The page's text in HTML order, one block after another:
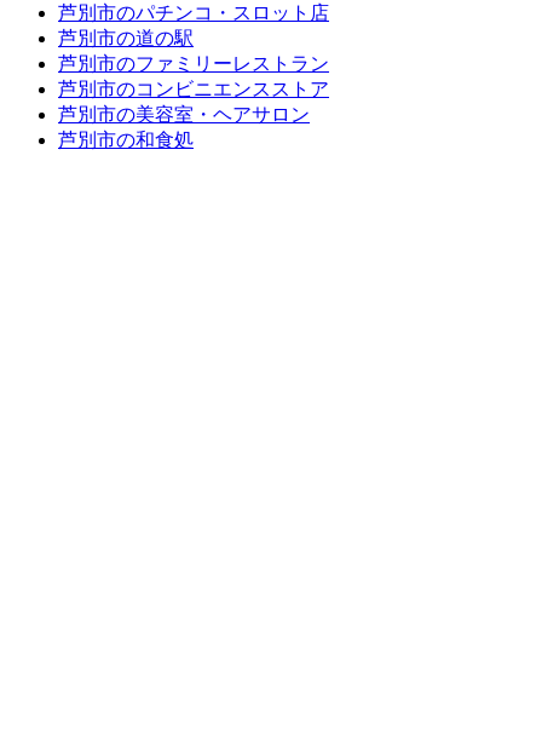
芦別市のパチンコ・スロット店
芦別市の道の駅
芦別市のファミリーレストラン
芦別市のコンビニエンスストア
芦別市の美容室・ヘアサロン
芦別市の和食処